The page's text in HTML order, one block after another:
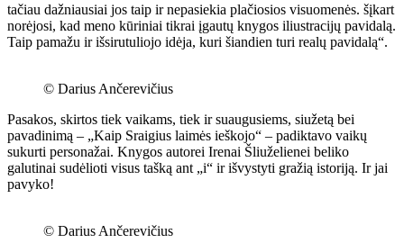
tačiau dažniausiai jos taip ir nepasiekia plačiosios visuomenės. šįkart
norėjosi, kad meno kūriniai tikrai įgautų knygos iliustracijų pavidalą.
Taip pamažu ir išsirutuliojo idėja, kuri šiandien turi realų pavidalą“.
© Darius Ančerevičius
Pasakos, skirtos tiek vaikams, tiek ir suaugusiems, siužetą bei
pavadinimą – „Kaip Sraigius laimės ieškojo“ – padiktavo vaikų
sukurti personažai. Knygos autorei Irenai Šliuželienei beliko
galutinai sudėlioti visus tašką ant „i“ ir išvystyti gražią istoriją. Ir jai
pavyko!
© Darius Ančerevičius